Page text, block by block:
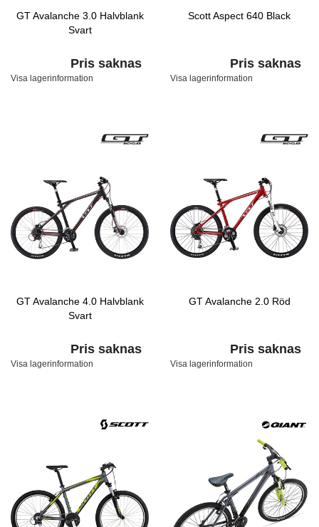
GT Avalanche 3.0 Halvblank
Svart
Pris saknas
Visa lagerinformation
Scott Aspect 640 Black
Pris saknas
Visa lagerinformation
GT Avalanche 4.0 Halvblank
Svart
Pris saknas
Visa lagerinformation
GT Avalanche 2.0 Röd
Pris saknas
Visa lagerinformation